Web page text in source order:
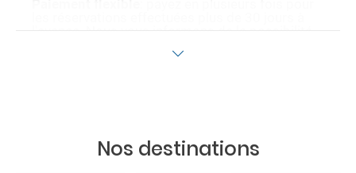
processus d'achat et au moment de confirmer la
limitées à certaines dates. Avant de confirmer la
réservation, vous pouvez visualiser tous les
Nos destinations